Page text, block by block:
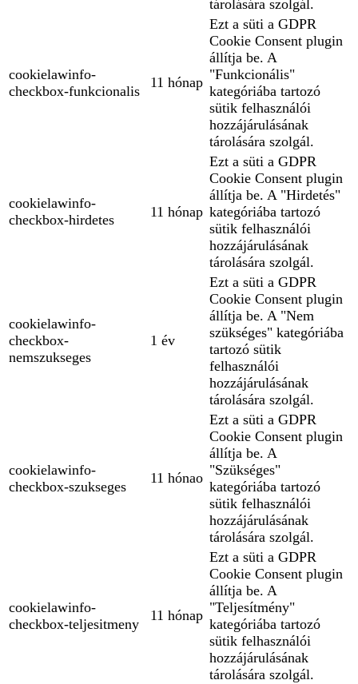
tárolására szolgál.
cookielawinfo-
checkbox-funkcionalis
11 hónap
Ezt a süti a GDPR
Cookie Consent plugin
állítja be. A
"Funkcionális"
kategóriába tartozó
sütik felhasználói
hozzájárulásának
tárolására szolgál.
cookielawinfo-
checkbox-hirdetes
11 hónap
Ezt a süti a GDPR
Cookie Consent plugin
állítja be. A "Hirdetés"
kategóriába tartozó
sütik felhasználói
hozzájárulásának
tárolására szolgál.
cookielawinfo-
checkbox-
nemszukseges
1 év
Ezt a süti a GDPR
Cookie Consent plugin
állítja be. A "Nem
szükséges" kategóriába
tartozó sütik
felhasználói
hozzájárulásának
tárolására szolgál.
cookielawinfo-
checkbox-szukseges
11 hónao
Ezt a süti a GDPR
Cookie Consent plugin
állítja be. A
"Szükséges"
kategóriába tartozó
sütik felhasználói
hozzájárulásának
tárolására szolgál.
cookielawinfo-
checkbox-teljesitmeny
11 hónap
Ezt a süti a GDPR
Cookie Consent plugin
állítja be. A
"Teljesítmény"
kategóriába tartozó
sütik felhasználói
hozzájárulásának
tárolására szolgál.